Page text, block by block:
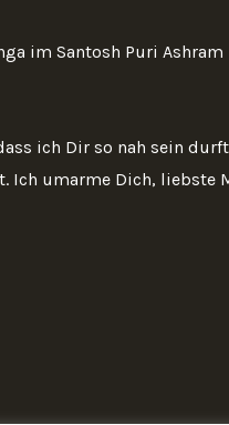
im Santosh Puri Ashram
ich Dir so nah sein
Ich umarme Dich, liebste